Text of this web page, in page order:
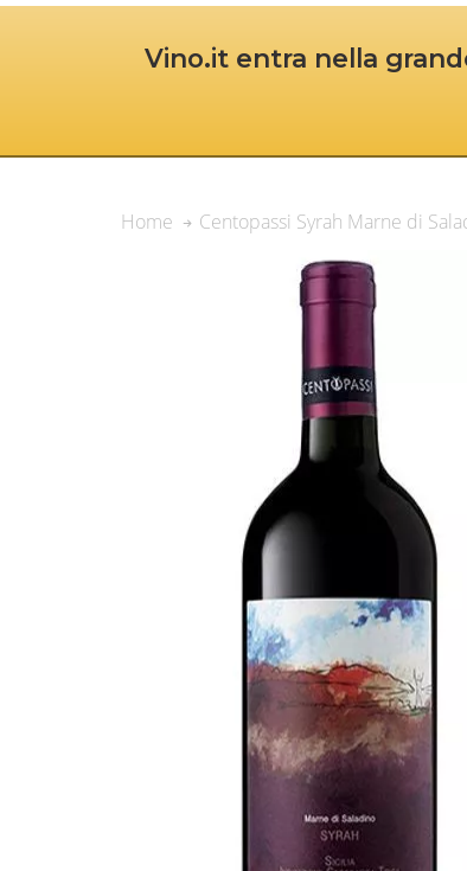
Vino.it entra nella
Home Centopassi Syrah Marne di